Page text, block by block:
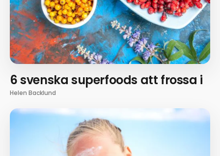
6 svenska superfoods att frossa i
Helen Backlund